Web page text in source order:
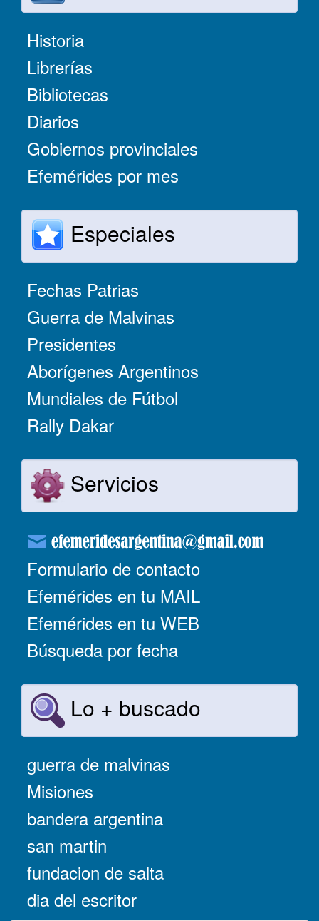
Historia
Librerías
Bibliotecas
Diarios
Gobiernos provinciales
Efemérides por mes
Especiales
Fechas Patrias
Guerra de Malvinas
Presidentes
Aborígenes Argentinos
Mundiales de Fútbol
Rally Dakar
Servicios
Formulario de contacto
Efemérides en tu MAIL
Efemérides en tu WEB
Búsqueda por fecha
Lo + buscado
guerra de malvinas
Misiones
bandera argentina
san martin
fundacion de salta
dia del escritor